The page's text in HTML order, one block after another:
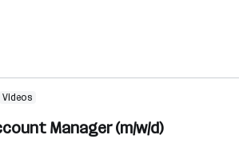
Videos
Manager (m/w/d)